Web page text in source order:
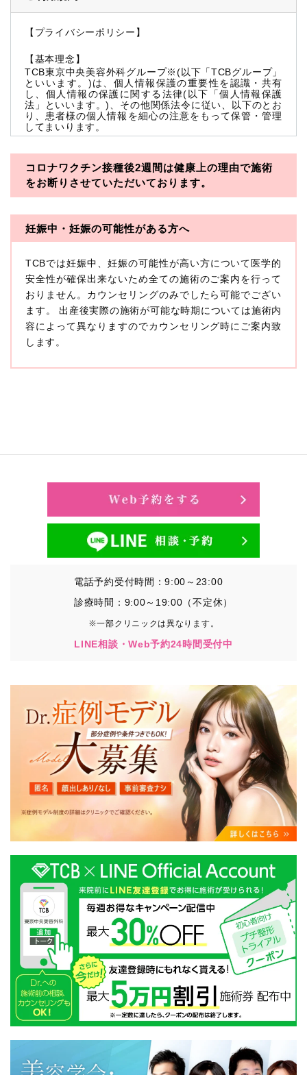
【プライバシーポリシー】
【基本理念】
TCB東京中央美容外科グループ※(以下「TCBグループ」
といいます。)は、個人情報保護の重要性を認識・共有
し、個人情報の保護に関する法律(以下「個人情報保護
法」といいます。)、その他関係法令に従い、以下のとお
り、患者様の個人情報を細心の注意をもって保管・管理
してまいります。
※TCBグループとは以下を総称していいます。
・一般社団法人メディカルアライアンス
・医療法人社団創彩会
本プライバシーポリシーにおいて「個人情報」とは、生
存する個人に関する情報であって、当該情報に含まれる
氏名、生年月日その他の記述等により特定の個人を識別
できるもの又は個人識別符号（個人情報保護委員会の政
令に準じます。）が含まれるものをいいます。
収集した患者様に関する情報には、単独のままでは特定
の個人を識別できない情報もありますが、他の情報と組
み合わせることにより特定の個人を識別できる場合、か
に扱うものとします。
①TCBグループが患者様から取得する情報
・その他、特定の個人を識別することができる情報
②TCBグループが各種サービスの利用に関連して取得す
日時、閲覧履歴等に関連する情報
（これには、Cookie情報、アクセスログ等の利用状況に
関する情報を含みます。）
③TCBグループが第三者から間接的に収集する情報
患者様の同意を得た上で、以下の情報をパブリックDMP
・患者様の閲覧履歴、端末等の情報
【利用目的】
TCBグループは取得情報を以下の目的で利用いたしま
す。
・クリニックの来院予約、医療サービスの提供、医療関
連商品の販売、アフターケア対応、これらに付随する諸
対応等のサービス提供のため
・医療サービスの提供に関する他の医療機関、検査機関
及び研究機関との連携のため
・サービス向上を目的とした医療サービス・販売する医
療関連商品に関する患者様へのアンケートの送受信及び
これに付随する諸対応のため
・Cookie等の技術を用いたアクセス履歴、閲覧記録等に
関する情報の収集、分析
・閲覧記録等から趣味・嗜好を分析した情報を使用して
の広告に利用するため
・お問い合わせ又はご意見の内容確認及びその対応のた
め
・患者様のサービス利用状況の分析及び症例研究のため
・広告、宣伝、マーケティングのため
コロナワクチン接種後2週間は健康上の理由で施術
をお断りさせていただいております。
妊娠中・妊娠の可能性がある方へ
TCBでは妊娠中、妊娠の可能性が高い方について医学的
安全性が確保出来ないため全ての施術のご案内を行って
おりません。カウンセリングのみでしたら可能でござい
ます。 出産後実際の施術が可能な時期については施術内
容によって異なりますのでカウンセリング時にご案内致
します。
電話予約受付時間：9:00～23:00
診療時間：9:00～19:00（不定休）
※一部クリニックは異なります。
LINE相談・Web予約24時間受付中